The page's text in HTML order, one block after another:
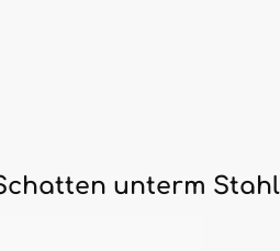
unterm